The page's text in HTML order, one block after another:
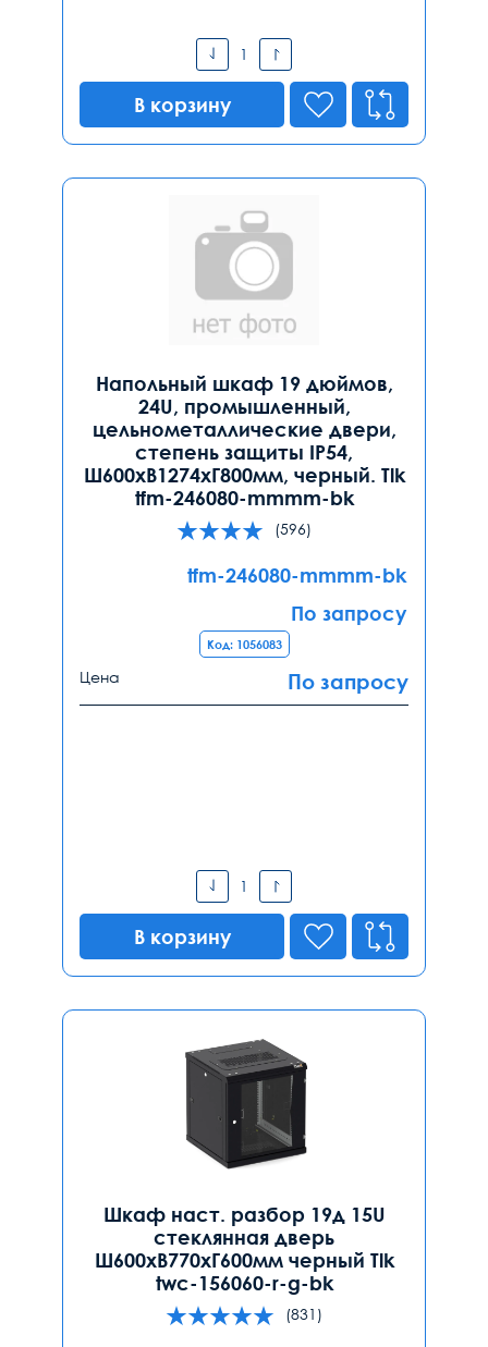
В корзину
Напольный шкаф 19 дюймов,
24U, промышленный,
цельнометаллические двери,
степень защиты IP54,
Ш600хВ1274хГ800мм, черный. Tlk
tfm-246080-mmmm-bk
(596)
tfm-246080-mmmm-bk
По запросу
Код: 1056083
Цена По запросу
В корзину
Шкаф наст. разбор 19д 15U
стеклянная дверь
Ш600хВ770хГ600мм черный Tlk
twc-156060-r-g-bk
(831)